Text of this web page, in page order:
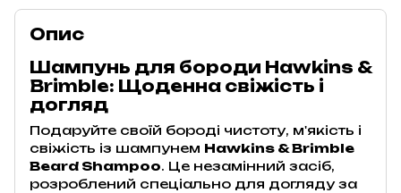
Опис
Шампунь для бороди Hawkins &
Brimble: Щоденна свіжість і
догляд
Подаруйте своїй бороді чистоту, м'якість і
свіжість із шампунем Hawkins & Brimble
Beard Shampoo. Це незамінний засіб,
розроблений спеціально для догляду за